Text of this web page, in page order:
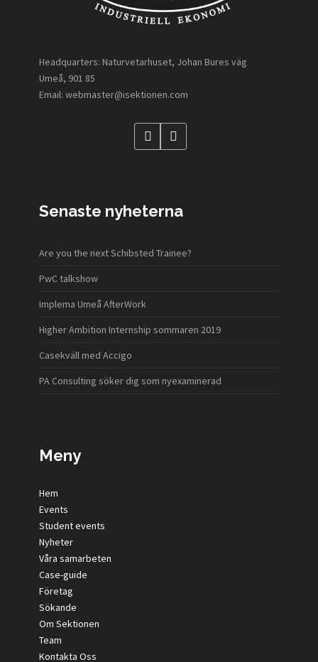
Headquarters: Naturvetarhuset, Johan Bures väg
Umeå, 901 85
Email: webmaster@isektionen.com
Senaste nyheterna
Are you the next Schibsted Trainee?
PwC talkshow
Implema Umeå AfterWork
Higher Ambition Internship sommaren 2019
Casekväll med Accigo
PA Consulting söker dig som nyexaminerad
Meny
Hem
Events
Student events
Nyheter
Våra samarbeten
Case-guide
Företag
Sökande
Om Sektionen
Team
Kontakta Oss